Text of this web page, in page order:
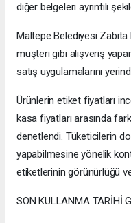
diğer belgeleri ayrıntılı
Maltepe Belediyesi
müşteri gibi alışveriş
satış uygulamalarını
Ürünlerin etiket fiyatları
kasa fiyatları arasında
denetlendi. Tüketicilerin
yapabilmesine yönelik
etiketlerinin görünürlüğü
SON KULLANMA TARİHİ